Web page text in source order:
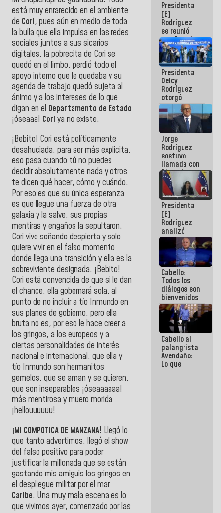
está muy enrarecido en el ambiente
de Cori, pues aún en medio de toda
la bulla que ella impulsa en las redes
sociales juntos a sus sicarios
digitales, la pobrecita de Cori se
quedó en el limbo, perdió todo el
apoyo interno que le quedaba y su
agenda de trabajo quedó sujeta al
ánimo y a los intereses de lo que
digan en el Departamento de Estado
¡óseaaa! Cori ya no existe.
¡Bebito! Cori está políticamente
desahuciada, para ser más explicita,
eso pasa cuando tú no puedes
decidir absolutamente nada y otros
te dicen qué hacer, cómo y cuándo.
Por eso es que su única esperanza
es que llegue una fuerza de otra
galaxia y la salve, sus propias
mentiras y engaños la sepultaron.
Cori vive soñando despierta y solo
quiere vivir en el falso momento
donde llega una transición y ella es la
sobreviviente designada. ¡Bebito!
Cori está convencida de que si le dan
el chance, ella gobernará sola, al
punto de no incluir a tío Inmundo en
sus planes de gobierno, pero ella
bruta no es, por eso le hace creer a
los gringos, a los europeos y a
ciertas personalidades de interés
nacional e internacional, que ella y
tío Inmundo son hermanitos
gemelos, que se aman y se quieren,
que son inseparables ¡óseaaaaaa!
más mentirosa y muero morida
¡hellouuuuuu!
¡MI COMPOTICA DE MANZANA! Llegó lo
que tanto advertimos, llegó el show
del falso positivo para poder
justificar la millonada que se están
gastando mis amiguis los gringos en
el despliegue militar por el mar
Caribe. Una muy mala escena es lo
que vivimos ayer, comenzado por las
Presidenta
(E)
Rodríguez
se reunió
con Estado
Mayor
Eléctrico
para
abordar
planes de
acción
Presidenta
Delcy
Rodríguez
otorgó
medalla
"Héroe de
Venezuela"
a servidores
públicos
Jorge
Rodríguez
sostuvo
llamada con
Dinorah
Figuera y
acuerdan
primer
encuentro
presencial
para el
diálogo
Presidenta
(E)
Rodríguez
analizó
junto a
gobernadores
planes de
recuperación
del Sistema
Eléctrico
Nacional
Cabello:
Todos los
diálogos son
bienvenidos
siempre que
estén en el
marco de la
Constitución
de la
República
Cabello al
palangrista
Avendaño:
Lo que